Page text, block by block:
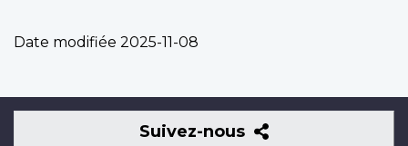
Date modifiée 2025-11-08
Suivez-nous
Suivez-